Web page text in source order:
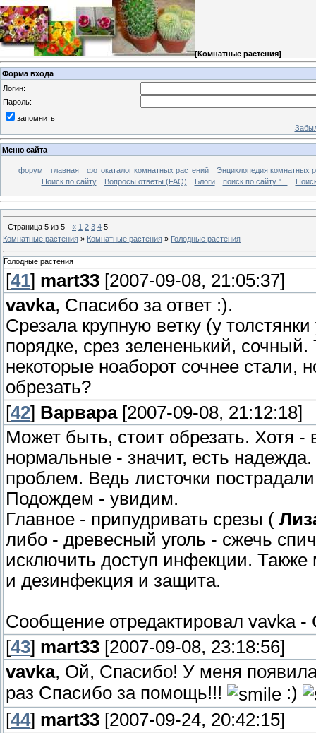
[Комнатные растения]
Форма входа
Логин:
Пароль:
запомнить
Меню сайта
форум главная фотокаталог комнатных растений
Энциклопедия комнатных
Поиск по сайту
Вопросы ответы (FAQ) Блоги поиск по сайту "...
Страница 5 из 5 « 1 2 3 4 5
Комнатные растения » Комнатные растения » Голодные растения
Голодные растения
[41] mart33 [2007-09-08, 21:05:37]
vavka, Спасибо за ответ :).
Срезала крупную ветку (у
порядке, срез зелененький,
некоторые ноаборот сочнее
обрезать?
[42] Варвара[2007-09-08, 21:12:18]
Может быть, стоит обрезать. Хотя -
нормальные - значит, есть
проблем. Ведь листочки
Подождем - увидим.
Главное - припудривать срезы (
либо - древесный уголь - сжечь
исключить доступ инфекции.
и дезинфекция и защита.
Сообщение отредактировал vavka-
[43] mart33 [2007-09-08, 23:18:56]
vavka, Ой, Спасибо! У меня
раз Спасибо за помощь!!!
:)
[44] mart33 [2007-09-24, 20:42:15]